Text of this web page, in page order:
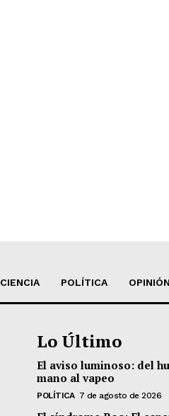
CIENCIA POLÍTICA OPINIÓN
Lo Último
El aviso luminoso: del
mano al vapeo
POLÍTICA 7 de agosto de 2026